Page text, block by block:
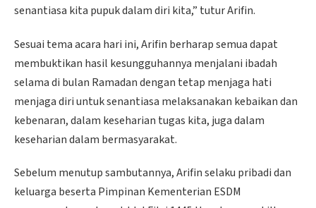
senantiasa kita pupuk dalam diri kita,” tutur Arifin.
Sesuai tema acara hari ini, Arifin berharap semua dapat
membuktikan hasil kesungguhannya menjalani ibadah
selama di bulan Ramadan dengan tetap menjaga hati
menjaga diri untuk senantiasa melaksanakan kebaikan dan
kebenaran, dalam keseharian tugas kita, juga dalam
keseharian dalam bermasyarakat.
Sebelum menutup sambutannya, Arifin selaku pribadi dan
keluarga beserta Pimpinan Kementerian ESDM